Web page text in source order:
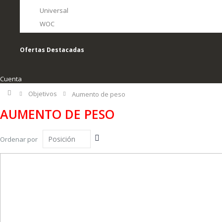
Universal
WOC
Ofertas Destacadas
Cuenta
Inicio
Objetivos Aumento de peso
AUMENTO DE PESO
Ordenar por
Descendente